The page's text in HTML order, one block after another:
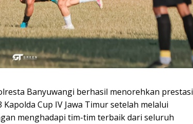
Banyuwangi berhasil menorehkan prestasi
Cup IV Jawa Timur setelah melalui
menghadapi tim-tim terbaik dari seluruh